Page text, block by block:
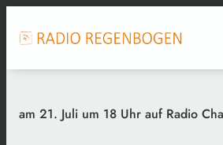
am 21. Juli um 18 Uhr auf Radio